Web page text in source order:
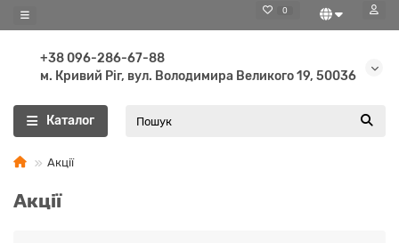
0
+38 096-286-67-88
м. Кривий Ріг, вул. Володимира Великого 19, 50036
Каталог
Акції
Акції